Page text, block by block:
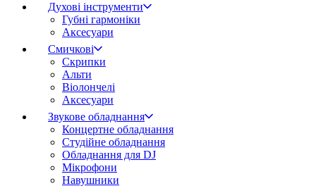
Духові інструменти
Губні гармоніки
Аксесуари
Смичкові
Скрипки
Альти
Віолончелі
Аксесуари
Звукове обладнання
Концертне обладнання
Студійне обладнання
Обладнання для DJ
Мікрофони
Навушники